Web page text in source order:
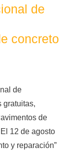
de
concreto
de
gratuitas,
de
12 de agosto
y reparación”